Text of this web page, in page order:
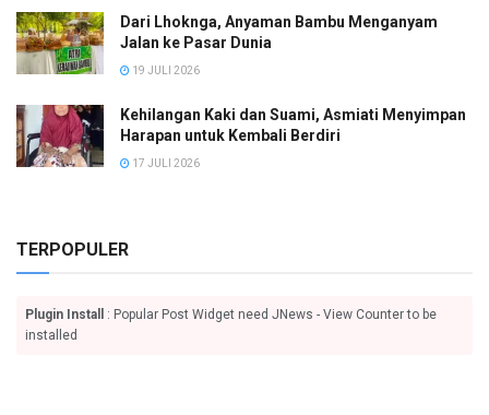
Dari Lhoknga, Anyaman Bambu Menganyam
Jalan ke Pasar Dunia
19 JULI 2026
Kehilangan Kaki dan Suami, Asmiati Menyimpan
Harapan untuk Kembali Berdiri
17 JULI 2026
TERPOPULER
Plugin Install
: Popular Post Widget need JNews - View Counter to be
installed